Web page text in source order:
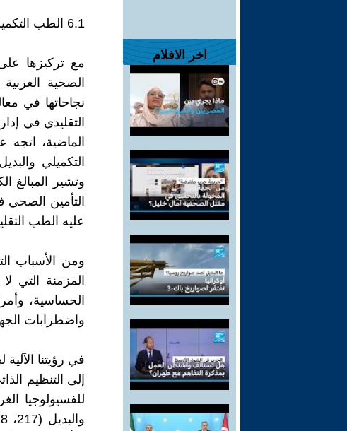
اخر الافلام
6.1 الطب التكميلي والبديل
مع تركيزها على
نجاحاتها في
الماضية،
وتشير المبالغ
التأمين
عليه الطب
ومن الأسباب
المزمنة التي
الحساسية،
واضطرابات الجهاز
في رؤيتنا
إلى التنظيم
للفسيولوجيا